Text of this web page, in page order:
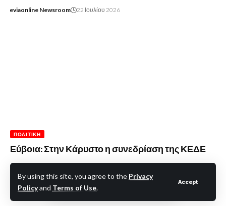
By using this site, you agree to the Privacy
Policyand Terms of Use.
Accept
eviaonline Newsroom 22 Ιουλίου 2026
ΠΟΛΙΤΙΚΉ
Εύβοια: Στην Κάρυστο η συνεδρίαση της ΚΕΔΕ
eviaonline Newsroom